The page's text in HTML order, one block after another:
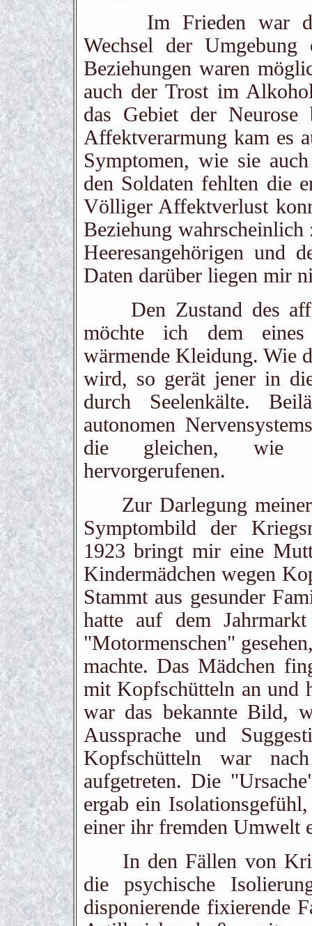
Im Frieden war
Wechsel der
Beziehungen waren
auch der Trost im
das Gebiet der
Affektverarmung kam es
Symptomen, wie sie
den Soldaten fehlten die
Völliger Affektverlust
Beziehung
Heeresangehörigen und
Daten darüber liegen mir
Den Zustand des
möchte ich dem eines
wärmende Kleidung. Wie
wird, so gerät jener in
durch Seelenkälte.
autonomen
die gleichen, wie
hervorgerufenen.
Zur Darlegung meiner
Symptombild der
1923 bringt mir eine
Kindermädchen wegen
Stammt aus gesunder
hatte auf dem
"Motormenschen"
machte. Das Mädchen
mit Kopfschütteln an und
war das bekannte Bild,
Aussprache und
Kopfschütteln war
aufgetreten. Die
ergab ein
einer ihr fremden Umwelt
In den Fällen von
die psychische
disponierende fixierende